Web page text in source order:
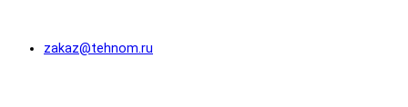
zakaz@tehnom.ru